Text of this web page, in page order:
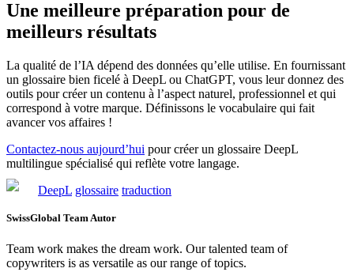
Une meilleure préparation pour de
meilleurs résultats
La qualité de l’IA dépend des données qu’elle utilise. En fournissant
un glossaire bien ficelé à DeepL ou ChatGPT, vous leur donnez des
outils pour créer un contenu à l’aspect naturel, professionnel et qui
correspond à votre marque. Définissons le vocabulaire qui fait
avancer vos affaires !
Contactez-nous aujourd’hui pour créer un glossaire DeepL
multilingue spécialisé qui reflète votre langage.
DeepL glossaire traduction
SwissGlobal Team Autor
Team work makes the dream work. Our talented team of
copywriters is as versatile as our range of topics.